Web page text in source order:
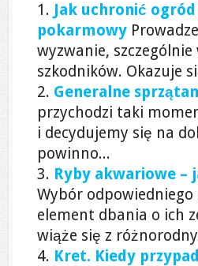
Jak uchronić
pokarmowy
wyzwanie,
szkodników. Okazuje
Generalne
przychodzi taki
i decydujemy się na
powinno...
Ryby akwariowe
Wybór
element dbania o ich
wiąże się z
Kret. Kiedy